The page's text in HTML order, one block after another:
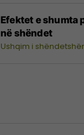
Efektet e shumta
në shëndet
Ushqim i